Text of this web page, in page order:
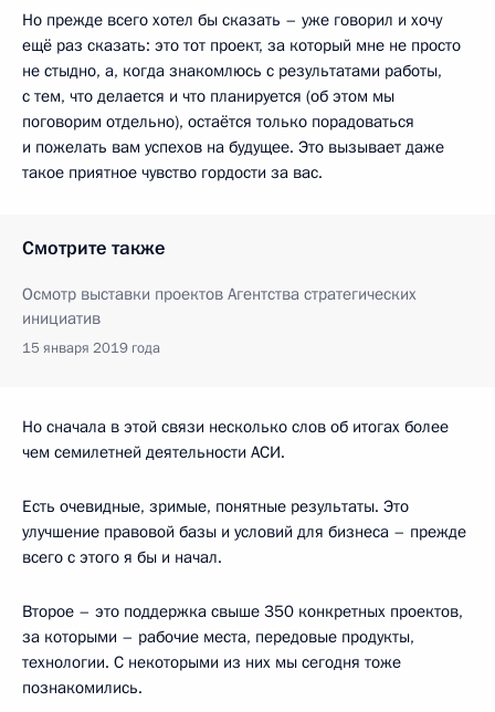
Но прежде всего хотел бы сказать – уже говорил и хочу
ещё раз сказать: это тот проект, за который мне не просто
не стыдно, а, когда знакомлюсь с результатами работы,
с тем, что делается и что планируется (об этом мы
поговорим отдельно), остаётся только порадоваться
и пожелать вам успехов на будущее. Это вызывает даже
такое приятное чувство гордости за вас.
Смотрите также
Осмотр выставки проектов Агентства стратегических
инициатив
15 января 2019 года
Но сначала в этой связи несколько слов об итогах более
чем семилетней деятельности АСИ.
Есть очевидные, зримые, понятные результаты. Это
улучшение правовой базы и условий для бизнеса – прежде
всего с этого я бы и начал.
Второе – это поддержка свыше 350 конкретных проектов,
за которыми – рабочие места, передовые продукты,
технологии. С некоторыми из них мы сегодня тоже
познакомились.